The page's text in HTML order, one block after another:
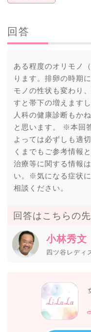
回答
ある程度のオリモノ
ります。排卵の時期
モノの性状も変わり
すと帯下の増えます
人科の健康診断もか
と思います。 ※本回
よっては必ずしも適
くまでもご参考情報
治療等に関する情報
い。※気になる症状
相談ください。
回答はこちらの
小林秀文
四ツ谷レディ